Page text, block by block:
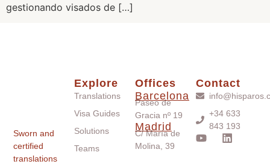
gestionando visados de […]
Sworn and
certified
translations
Explore
Translations
Visa Guides
Solutions
Teams
Offices
Barcelona
Paseo de
Gracia nº 19
Madrid
C/ María de
Molina, 39
Contact
+34 633
843 193